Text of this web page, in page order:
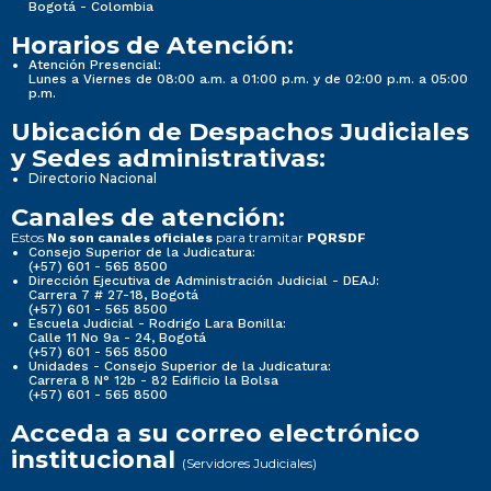
Nueva imagen (2) (2)
3.1 Normativa de la Seccional
3.1.1 Sistema de búsquedas de normas, propio de
la entidad.
UBICADAS EN SEDES
CESAR.
MC-VA-02-
CO1.PCCNTR.938106
SUPERIOR DE LA
DIRECCIÓN
ATENCIÓN DE
Informes de Gestión, Evaluación y Auditoria
4. informes de Gestión, Evaluación y Auditoria
4.1 Informes de empalme
4.2 Informe de Gestión
4.3 Informe de rendición de cuentas ante la...
Información de la entidad
Bogotá - Colombia
Horarios de Atención:
Atención Presencial:
Lunes a Viernes de 08:00 a.m. a 01:00 p.m. y de 02:00 p.m. a 05:00
p.m.
Ubicación de Despachos Judiciales
y Sedes administrativas:
Directorio Nacional
Canales de atención:
Estos No son canales oficiales para tramitar PQRSDF
Consejo Superior de la Judicatura:
(+57) 601 - 565 8500
Dirección Ejecutiva de Administración Judicial - DEAJ:
Carrera 7 # 27-18, Bogotá
(+57) 601 - 565 8500
Escuela Judicial - Rodrigo Lara Bonilla:
Calle 11 No 9a - 24, Bogotá
(+57) 601 - 565 8500
Unidades - Consejo Superior de la Judicatura:
Carrera 8 N° 12b - 82 Edificio la Bolsa
(+57) 601 - 565 8500
Acceda a su correo electrónico
institucional (Servidores Judiciales)